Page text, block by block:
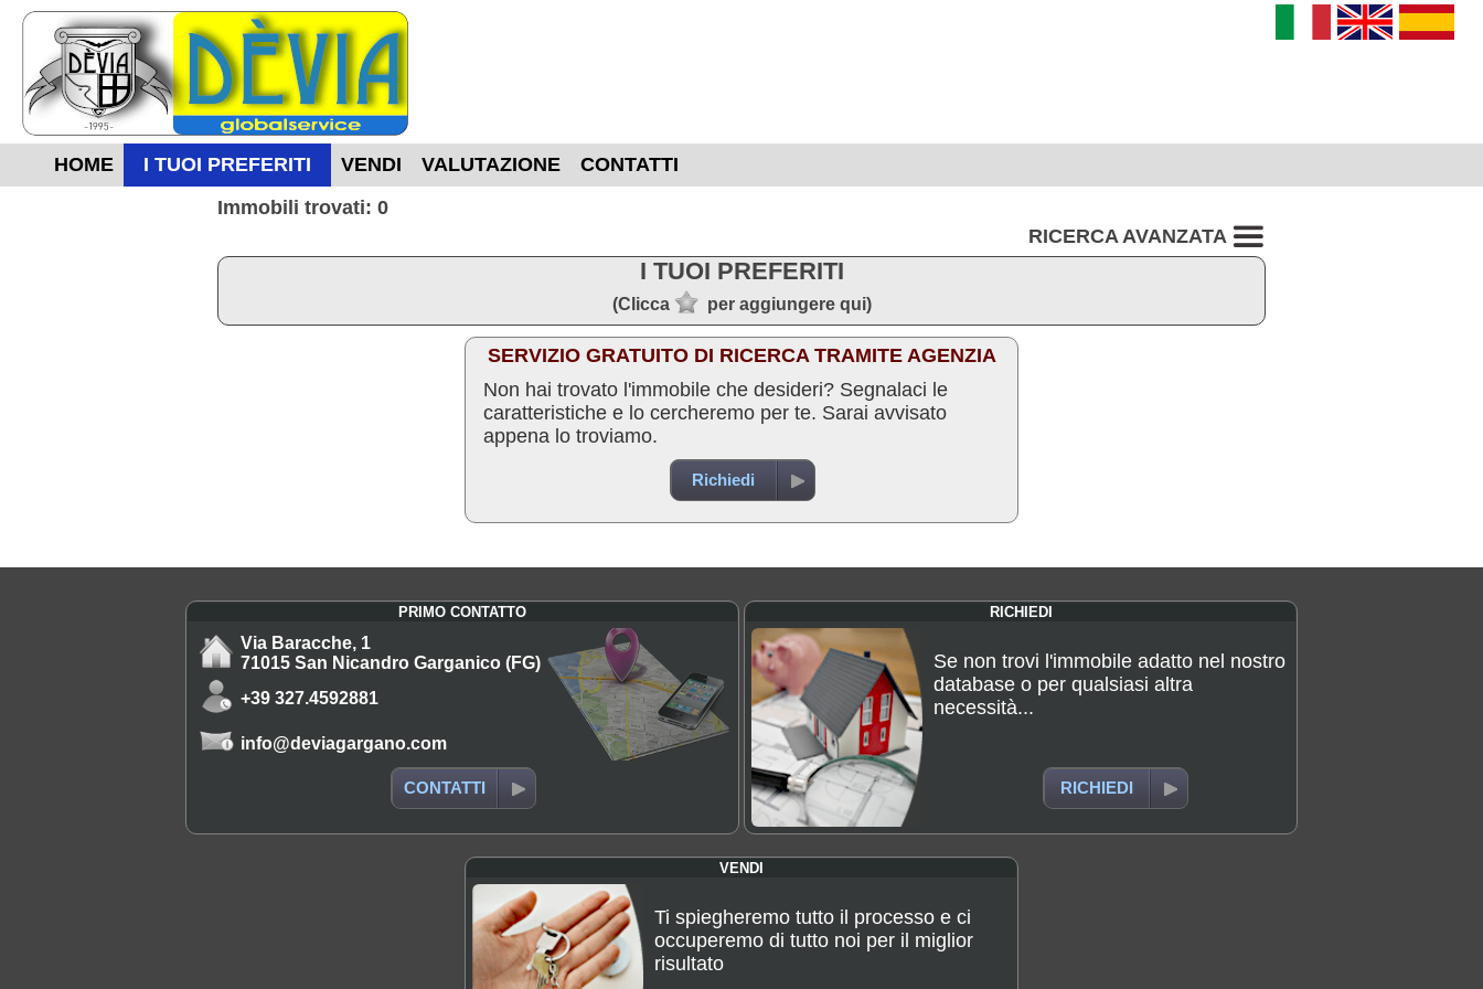
HOME I TUOI PREFERITI VENDI VALUTAZIONE
CONTATTI
Immobili trovati: 0
RICERCA AVANZATA
I TUOI PREFERITI
(Clicca per aggiungere qui)
SERVIZIO GRATUITO DI RICERCA TRAMITE AGENZIA
Non hai trovato l'immobile che desideri? Segnalaci le
caratteristiche e lo cercheremo per te. Sarai avvisato
appena lo troviamo.
Richiedi
PRIMO CONTATTO
Via Baracche, 1
71015 San Nicandro Garganico (FG)
+39 327.4592881
info@deviagargano.com
CONTATTI
RICHIEDI
Se non trovi l'immobile adatto nel nostro
database o per qualsiasi altra
necessità...
RICHIEDI
VENDI
Ti spiegheremo tutto il processo e ci
occuperemo di tutto noi per il miglior
risultato